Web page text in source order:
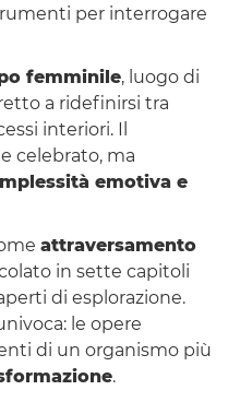
per interrogare
femminile, luogo di
a ridefinirsi tra
interiori. Il
celebrato, ma
emotiva e
attraversamento
in sette capitoli
di esplorazione.
le opere
di un organismo più
.